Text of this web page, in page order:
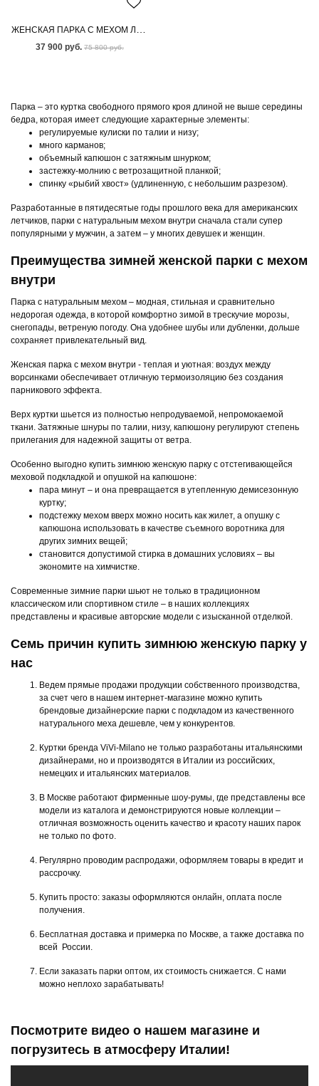
37 900 руб. 75 800 руб.
Парка – это куртка свободного прямого кроя длиной не выше середины
бедра, которая имеет следующие характерные элементы:
регулируемые кулиски по талии и низу;
много карманов;
объемный капюшон с затяжным шнурком;
застежку-молнию с ветрозащитной планкой;
спинку «рыбий хвост» (удлиненную, с небольшим разрезом).
Разработанные в пятидесятые годы прошлого века для американских
летчиков, парки с натуральным мехом внутри сначала стали супер
популярными у мужчин, а затем – у многих девушек и женщин.
Преимущества зимней женской парки с мехом
внутри
Парка с натуральным мехом – модная, стильная и сравнительно
недорогая одежда, в которой комфортно зимой в трескучие морозы,
снегопады, ветреную погоду. Она удобнее шубы или дубленки, дольше
сохраняет привлекательный вид.
Женская парка с мехом внутри - теплая и уютная: воздух между
ворсинками обеспечивает отличную термоизоляцию без создания
парникового эффекта.
Верх куртки шьется из полностью непродуваемой, непромокаемой
ткани. Затяжные шнуры по талии, низу, капюшону регулируют степень
прилегания для надежной защиты от ветра.
Особенно выгодно купить зимнюю женскую парку с отстегивающейся
меховой подкладкой и опушкой на капюшоне:
пара минут – и она превращается в утепленную демисезонную
куртку;
подстежку мехом вверх можно носить как жилет, а опушку с
капюшона использовать в качестве съемного воротника для
других зимних вещей;
становится допустимой стирка в домашних условиях – вы
экономите на химчистке.
Современные зимние парки шьют не только в традиционном
классическом или спортивном стиле – в наших коллекциях
представлены и красивые авторские модели с изысканной отделкой.
Семь причин купить зимнюю женскую парку у
нас
Ведем прямые продажи продукции собственного производства,
за счет чего в нашем интернет-магазине можно купить
брендовые дизайнерские парки с подкладом из качественного
натурального меха дешевле, чем у конкурентов.
Куртки бренда ViVi-Milano не только разработаны итальянскими
дизайнерами, но и производятся в Италии из российских,
немецких и итальянских материалов.
В Москве работают фирменные шоу-румы, где представлены все
модели из каталога и демонстрируются новые коллекции –
отличная возможность оценить качество и красоту наших парок
не только по фото.
Регулярно проводим распродажи, оформляем товары в кредит и
рассрочку.
Купить просто: заказы оформляются онлайн, оплата после
получения.
Бесплатная доставка и примерка по Москве, а также доставка по
всей России.
Если заказать парки оптом, их стоимость снижается. С нами
можно неплохо зарабатывать!
Посмотрите видео о нашем магазине и
погрузитесь в атмосферу Италии!